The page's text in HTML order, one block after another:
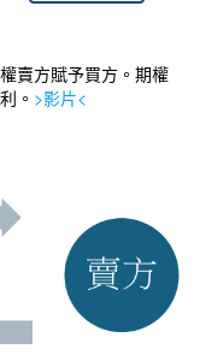
賣方賦予買方。期權
。 >影片<